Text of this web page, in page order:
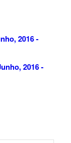
2016 -
2016 -